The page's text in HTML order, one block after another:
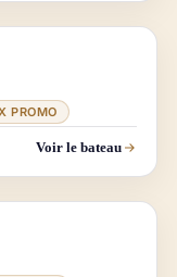
PROMO
Voir le bateau